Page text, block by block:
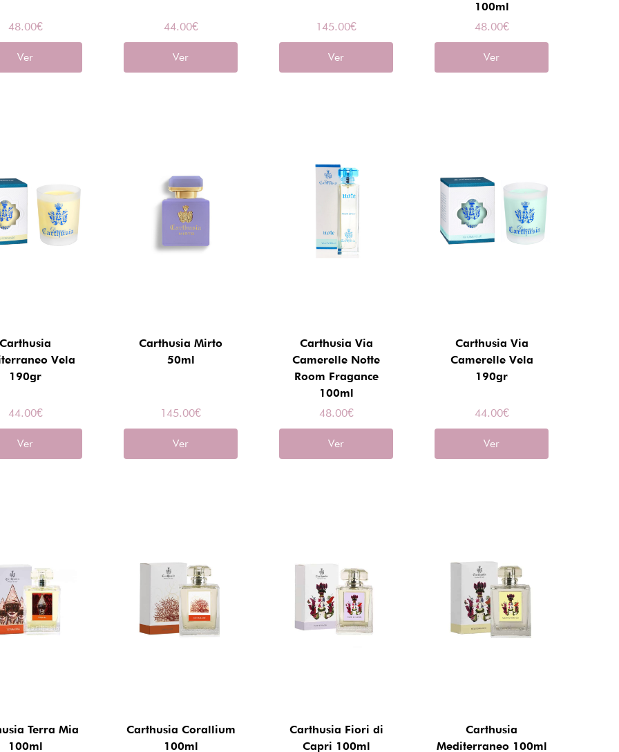
48.00€
Ver
44.00€
Ver
145.00€
Ver
100ml
48.00€
Ver
Carthusia
Vela
190gr
44.00€
Ver
Carthusia Mirto
50ml
145.00€
Ver
Carthusia Via
Camerelle Notte
Room Fragance
100ml
48.00€
Ver
Carthusia Via
Camerelle Vela
190gr
44.00€
Ver
Terra Mia
100ml
Carthusia Corallium
100ml
Carthusia Fiori di
Capri 100ml
Carthusia
Mediterraneo 100ml